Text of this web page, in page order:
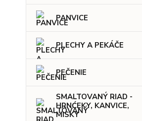
PANVICE
PLECHY A PEKÁČE
PEČENIE
SMALTOVANÝ RIAD -
HRNĆEKY, KANVICE,
MISKY